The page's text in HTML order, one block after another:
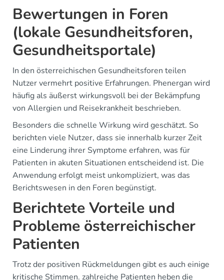
Bewertungen in Foren
(lokale Gesundheitsforen,
Gesundheitsportale)
In den österreichischen Gesundheitsforen teilen
Nutzer vermehrt positive Erfahrungen. Phenergan wird
häufig als äußerst wirkungsvoll bei der Bekämpfung
von Allergien und Reisekrankheit beschrieben.
Besonders die schnelle Wirkung wird geschätzt. So
berichten viele Nutzer, dass sie innerhalb kurzer Zeit
eine Linderung ihrer Symptome erfahren, was für
Patienten in akuten Situationen entscheidend ist. Die
Anwendung erfolgt meist unkompliziert, was das
Berichtswesen in den Foren begünstigt.
Berichtete Vorteile und
Probleme österreichischer
Patienten
Trotz der positiven Rückmeldungen gibt es auch einige
kritische Stimmen. zahlreiche Patienten heben die